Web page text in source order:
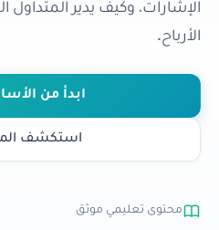
الإشارات، وكيف يدير المتداول
الأرباح.
ابدأ من
استكشف
محتوى تعليمي موثق